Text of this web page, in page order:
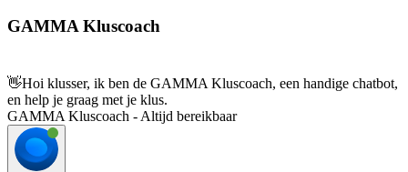
GAMMA Kluscoach
👋Hoi klusser, ik ben de GAMMA Kluscoach, een handige chatbot,
en help je graag met je klus.
GAMMA Kluscoach - Altijd bereikbaar